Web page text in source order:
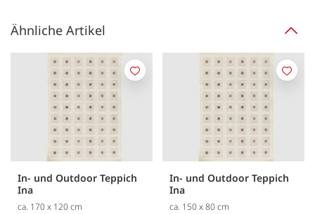
Ähnliche Artikel
In- und Outdoor Teppich
Ina
ca. 170 x 120 cm
Merken
In- und Outdoor Teppich
Ina
ca. 150 x 80 cm